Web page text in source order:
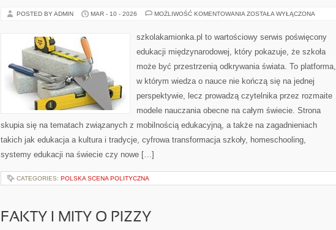
POSTED BY ADMIN MAR - 10 - 2026 MOŻLIWOŚĆ KOMENTOWANIA HISTORIA
ZOSTAŁA WYŁĄCZONA
szkolakamionka.pl to wartościowy serwis poświęcony
edukacji międzynarodowej, który pokazuje, że szkoła
może być przestrzenią odkrywania świata. To platforma,
w którym wiedza o nauce nie kończą się na jednej
perspektywie, lecz prowadzą czytelnika przez rozmaite
modele nauczania obecne na całym świecie. Strona
skupia się na tematach związanych z mobilnością edukacyjną, a także na zagadnieniach
takich jak edukacja a kultura i tradycje, cyfrowa transformacja szkoły, homeschooling,
systemy edukacji na świecie czy nowe […]
CATEGORIES: POLSKA SCENA POLITYCZNA
FAKTY I MITY O PIZZY